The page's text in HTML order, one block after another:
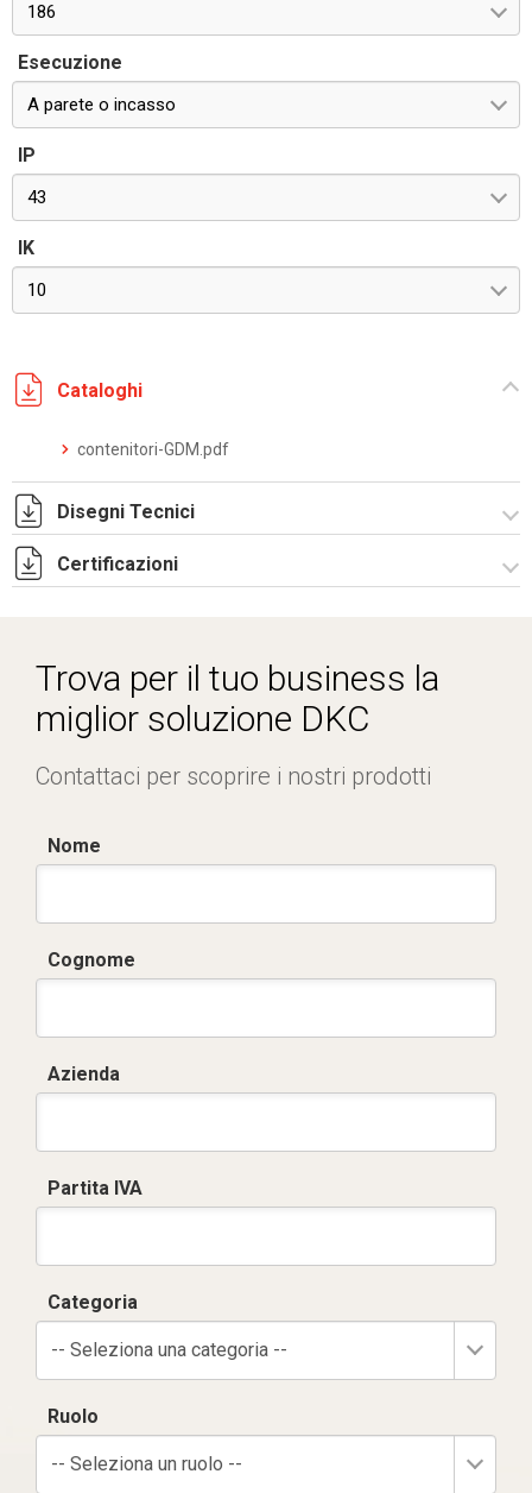
186
Esecuzione
A parete o incasso
IP
43
IK
10
Cataloghi
contenitori-GDM.pdf
Disegni Tecnici
I5166A09.pdf
Certificazioni
Trova per il tuo business la
miglior soluzione DKC
Contattaci per scoprire i nostri prodotti
Nome
Cognome
Azienda
Partita IVA
Categoria
-- Seleziona una categoria --
Ruolo
-- Seleziona un ruolo --